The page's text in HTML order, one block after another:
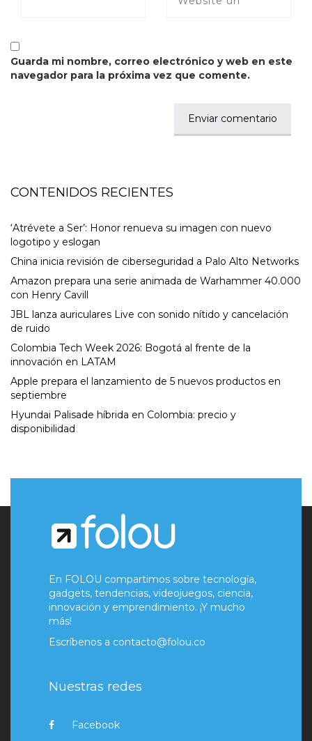
Guarda mi nombre, correo electrónico y web en este
navegador para la próxima vez que comente.
CONTENIDOS RECIENTES
‘Atrévete a Ser’: Honor renueva su imagen con nuevo
logotipo y eslogan
China inicia revisión de ciberseguridad a Palo Alto Networks
Amazon prepara una serie animada de Warhammer 40.000
con Henry Cavill
JBL lanza auriculares Live con sonido nítido y cancelación
de ruido
Colombia Tech Week 2026: Bogotá al frente de la
innovación en LATAM
Apple prepara el lanzamiento de 5 nuevos productos en
septiembre
Hyundai Palisade híbrida en Colombia: precio y
disponibilidad
En FOLOU compartimos sobre tecnología,
gadgets, tendencias, videojuegos, ciencia,
innovación y emprendimiento. ¡Y mucho
más!
Escríbenos a contacto@folou.co
Nuestras redes
Facebook